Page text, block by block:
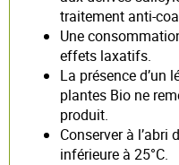
traitement anti-
Une
effets laxatifs.
La présence d’un
plantes Bio ne
produit.
Conserver à l’abri
inférieure à 25°C.